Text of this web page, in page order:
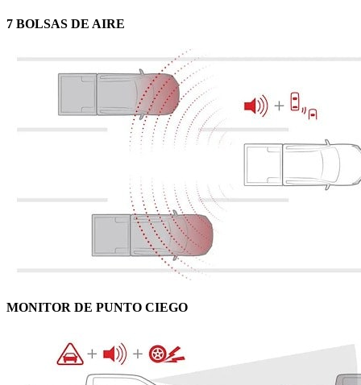
7 BOLSAS DE AIRE
MONITOR DE PUNTO CIEGO